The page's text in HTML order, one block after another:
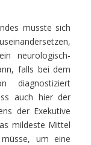
musste sich
neurologisch-
falls bei dem
diagnostiziert
auch hier der
der Exekutive
mildeste Mittel
um eine